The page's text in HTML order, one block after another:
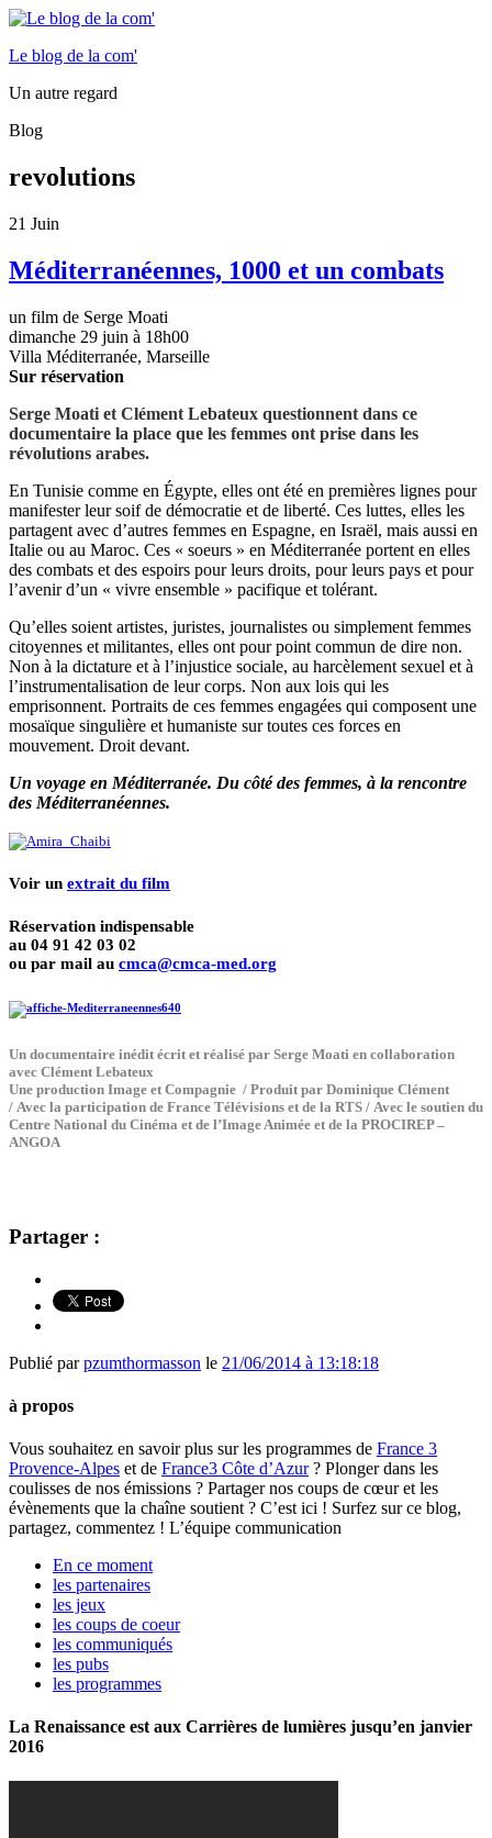
Le blog de la com'
Un autre regard
Blog
revolutions
21 Juin
Méditerranéennes, 1000 et un combats
un film de Serge Moati
dimanche 29 juin à 18h00
Villa Méditerranée, Marseille
Sur réservation
Serge Moati et Clément Lebateux questionnent dans ce
documentaire la place que les femmes ont prise dans les
révolutions arabes.
En Tunisie comme en Égypte, elles ont été en premières lignes pour
manifester leur soif de démocratie et de liberté. Ces luttes, elles les
partagent avec d’autres femmes en Espagne, en Israël, mais aussi en
Italie ou au Maroc. Ces « soeurs » en Méditerranée portent en elles
des combats et des espoirs pour leurs droits, pour leurs pays et pour
l’avenir d’un « vivre ensemble » pacifique et tolérant.
Qu’elles soient artistes, juristes, journalistes ou simplement femmes
citoyennes et militantes, elles ont pour point commun de dire non.
Non à la dictature et à l’injustice sociale, au harcèlement sexuel et à
l’instrumentalisation de leur corps. Non aux lois qui les
emprisonnent. Portraits de ces femmes engagées qui composent une
mosaïque singulière et humaniste sur toutes ces forces en
mouvement. Droit devant.
Un voyage en Méditerranée. Du côté des femmes, à la rencontre
des Méditerranéennes.
Voir un extrait du film
Réservation indispensable
au 04 91 42 03 02
ou par mail au cmca@cmca-med.org
Un documentaire inédit écrit et réalisé par Serge Moati en collaboration
avec Clément Lebateux
Une production Image et Compagnie / Produit par Dominique Clément
/ Avec la participation de France Télévisions et de la RTS / Avec le soutien du
Centre National du Cinéma et de l’Image Animée et de la PROCIREP –
ANGOA
Partager :
Publié parpzumthormasson le 21/06/2014 à 13:18:18
à propos
Vous souhaitez en savoir plus sur les programmes de France 3
Provence-Alpes et de France3 Côte d’Azur? Plonger dans les
coulisses de nos émissions ? Partager nos coups de cœur et les
évènements que la chaîne soutient ? C’est ici ! Surfez sur ce blog,
partagez, commentez ! L’équipe communication
En ce moment
les partenaires
les jeux
les coups de coeur
les communiqués
les pubs
les programmes
La Renaissance est aux Carrières de lumières jusqu’en janvier
2016